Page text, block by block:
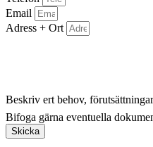
Email
Adress + Ort
Beskriv ert behov,
Bifoga gärna eventuella
Skicka